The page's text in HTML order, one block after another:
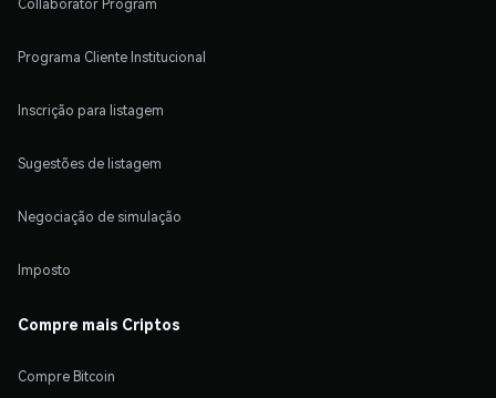
Collaborator Program
Programa Cliente Institucional
Inscrição para listagem
Sugestões de listagem
Negociação de simulação
Imposto
Compre mais Criptos
Compre Bitcoin